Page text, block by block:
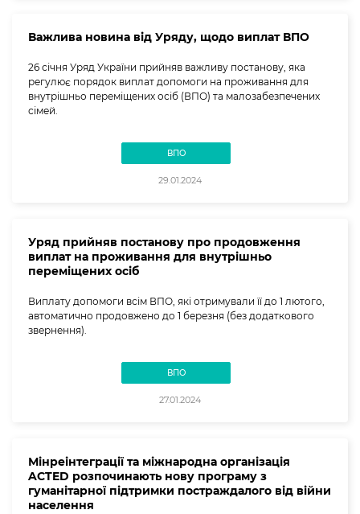
Важлива новина від Уряду, щодо виплат ВПО
26 січня Уряд України прийняв важливу постанову, яка
регулює порядок виплат допомоги на проживання для
внутрішньо переміщених осіб (ВПО) та малозабезпечених
сімей.
ВПО
29.01.2024
Уряд прийняв постанову про продовження
виплат на проживання для внутрішньо
переміщених осіб
Виплату допомоги всім ВПО, які отримували її до 1 лютого,
автоматично продовжено до 1 березня (без додаткового
звернення).
ВПО
27.01.2024
Мінреінтеграції та міжнародна організація
ACTED розпочинають нову програму з
гуманітарної підтримки постраждалого від війни
населення